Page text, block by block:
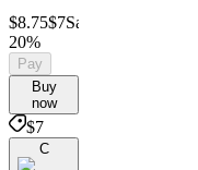
$8.75$7Save
20%
Pay
Buy
now
$7
C